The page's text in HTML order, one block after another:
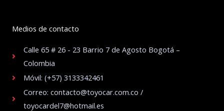
Medios de contacto
Calle 65 # 26 - 23 Barrio 7 de Agosto Bogotá –
Colombia
Móvil: (+57) 3133342461
Correo: contacto@toyocar.com.co /
toyocardel7@hotmail.es